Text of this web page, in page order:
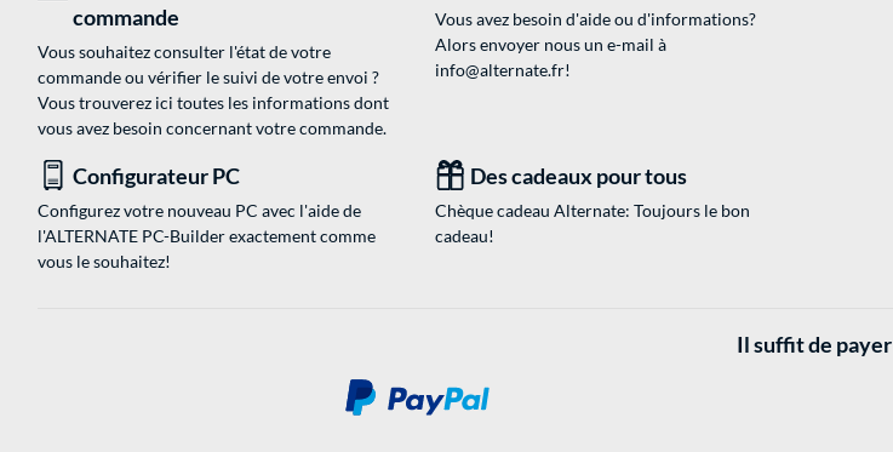
commande
Vous souhaitez consulter l'état de votre
commande ou vérifier le suivi de votre envoi ?
Vous trouverez ici toutes les informations dont
vous avez besoin concernant votre commande.
Vous avez besoin d'aide ou d'informations?
Alors envoyer nous un e-mail à
info@alternate.fr!
Configurateur PC
Configurez votre nouveau PC avec l'aide de
l'ALTERNATE PC-Builder exactement comme
vous le souhaitez!
Des cadeaux pour tous
Chèque cadeau Alternate: Toujours le bon
cadeau!
Il suffit de payer